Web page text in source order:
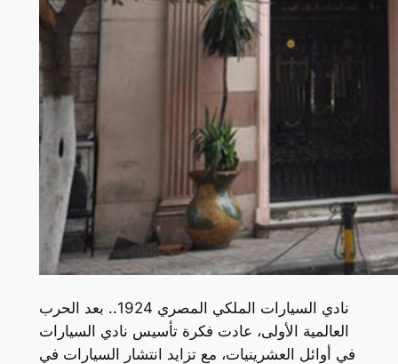
نادي السيارات الملكي المصري 1924.. بعد الحرب
العالمية الأولى، عادت فكرة تأسيس نادي السيارات
في أوائل العشرينيات، مع تزايد انتشار السيارات في